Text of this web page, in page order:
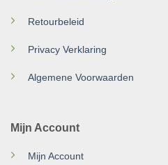
Retourbeleid
Privacy Verklaring
Algemene Voorwaarden
Mijn Account
Mijn Account